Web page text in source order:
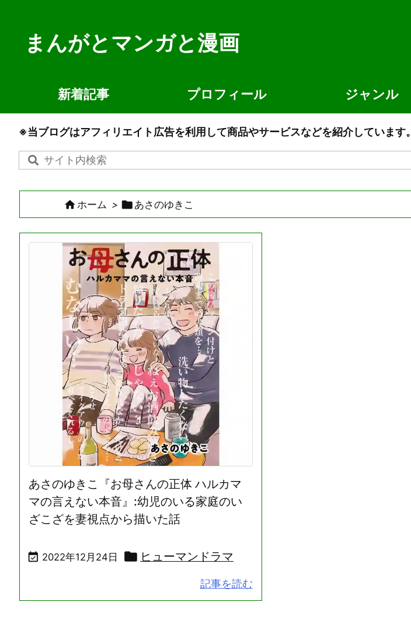
まんがとマンガと漫画
新着記事 プロフィール ジャンル
※当ブログはアフィリエイト広告を利用して商品やサービスなどを紹介しています。
ホーム >  あさのゆきこ
あさのゆきこ『お母さんの正体 ハルカマ
マの言えない本音』:幼児のいる家庭のい
ざこざを妻視点から描いた話
 2022年12月24日  ヒューマンドラマ
記事を読む